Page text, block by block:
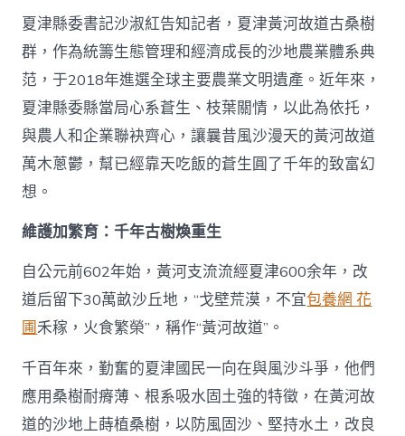
中
國
查
包
養
網〉
中
夏津縣委書記沙淑紅告知記者，夏津黃河故道古桑樹
群，作為統籌生態管理和經濟成長的沙地農業體系典
范，于2018年進選全球主要農業文明遺產。近年來，
夏津縣委縣當局心系蒼生、枝葉關情，以此為依托，
與農人和企業聯袂齊心，讓曩昔風沙漫天的黃河故道
萬木蔥鬱，幫已經靠天吃飯的蒼生圓了千年的致富幻
想。
維護加繁育：千年古樹煥重生
自公元前602年始，黃河支流流經夏津600余年，改
道后留下30萬畝沙丘地，“戈壁荒漠，不宜包養網 花
圃禾稼，火食繁榮”，稱作“黃河故道”。
千百年來，勤奮的夏津國民一向在與風沙斗爭，他們
應用桑樹耐瘠薄、根系吸水固土強的特徵，在黃河故
道的沙地上蒔植桑樹，以防風固沙、堅持水土，改良